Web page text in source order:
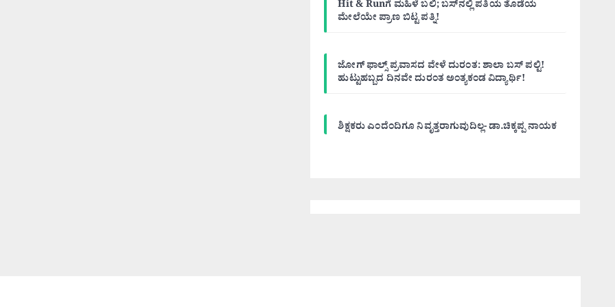
Hit & Runಗೆ ಮಹಿಳೆ ಬಲಿ; ಬಸ್‌ನಲ್ಲಿ ಪತಿಯ ತೊಡೆಯ
ಮೇಲೆಯೇ ಪ್ರಾಣ ಬಿಟ್ಟ ಪತ್ನಿ!
ಜೋಗ್ ಫಾಲ್ಸ್ ಪ್ರವಾಸದ ವೇಳೆ ದುರಂತ: ಶಾಲಾ ಬಸ್ ಪಲ್ಟಿ!
ಹುಟ್ಟುಹಬ್ಬದ ದಿನವೇ ದುರಂತ ಅಂತ್ಯಕಂಡ ವಿದ್ಯಾರ್ಥಿ!
ಶಿಕ್ಷಕರು ಎಂದೆಂದಿಗೂ ನಿವೃತ್ತರಾಗುವುದಿಲ್ಲ- ಡಾ.ಚಿಕ್ಕಪ್ಪ ನಾಯಕ